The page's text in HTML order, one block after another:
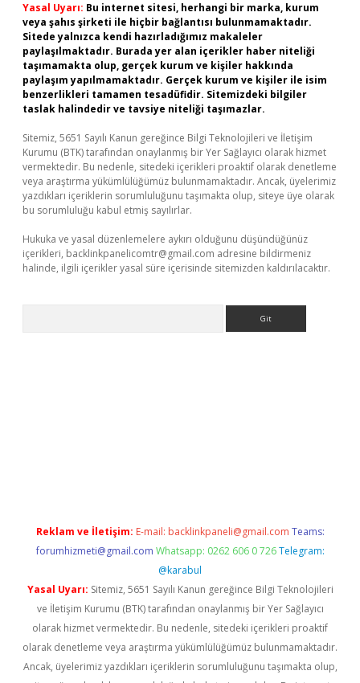
Yasal Uyarı: Bu internet sitesi, herhangi bir marka, kurum
veya şahıs şirketi ile hiçbir bağlantısı bulunmamaktadır.
Sitede yalnızca kendi hazırladığımız makaleler
paylaşılmaktadır. Burada yer alan içerikler haber niteliği
taşımamakta olup, gerçek kurum ve kişiler hakkında
paylaşım yapılmamaktadır. Gerçek kurum ve kişiler ile isim
benzerlikleri tamamen tesadüfidir. Sitemizdeki bilgiler
taslak halindedir ve tavsiye niteliği taşımazlar.
Sitemiz, 5651 Sayılı Kanun gereğince Bilgi Teknolojileri ve İletişim
Kurumu (BTK) tarafından onaylanmış bir Yer Sağlayıcı olarak hizmet
vermektedir. Bu nedenle, sitedeki içerikleri proaktif olarak denetleme
veya araştırma yükümlülüğümüz bulunmamaktadır. Ancak, üyelerimiz
yazdıkları içeriklerin sorumluluğunu taşımakta olup, siteye üye olarak
bu sorumluluğu kabul etmiş sayılırlar.
Hukuka ve yasal düzenlemelere aykırı olduğunu düşündüğünüz
içerikleri, backlinkpanelicomtr@gmail.com adresine bildirmeniz
halinde, ilgili içerikler yasal süre içerisinde sitemizden kaldırılacaktır.
Reklam ve İletişim: E-mail: backlinkpaneli@gmail.com Teams:
forumhizmeti@gmail.com Whatsapp: 0262 606 0 726 Telegram:
@karabul
Yasal Uyarı: Sitemiz, 5651 Sayılı Kanun gereğince Bilgi Teknolojileri
ve İletişim Kurumu (BTK) tarafından onaylanmış bir Yer Sağlayıcı
olarak hizmet vermektedir. Bu nedenle, sitedeki içerikleri proaktif
olarak denetleme veya araştırma yükümlülüğümüz bulunmamaktadır.
Ancak, üyelerimiz yazdıkları içeriklerin sorumluluğunu taşımakta olup,